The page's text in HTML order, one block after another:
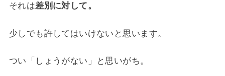
それは差別に対して。
少しでも許してはいけないと思います。
つい「しょうがない」と思いがち。